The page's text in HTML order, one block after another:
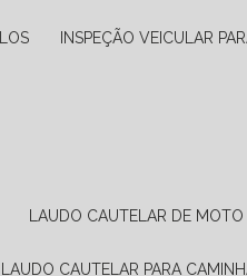
INSPEÇÃO VEICULAR
LAUDO CAUTELAR DE MOTO
LAUDO CAUTELAR PARA